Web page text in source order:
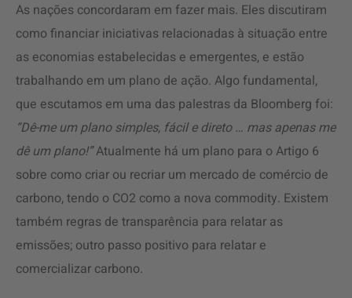
As nações concordaram em fazer mais. Eles discutiram
como financiar iniciativas relacionadas à situação entre
as economias estabelecidas e emergentes, e estão
trabalhando em um plano de ação. Algo fundamental,
que escutamos em uma das palestras da Bloomberg foi:
“Dê-me um plano simples, fácil e direto … mas apenas me
dê um plano!”Atualmente há um plano para o Artigo 6
sobre como criar ou recriar um mercado de comércio de
carbono, tendo o CO2 como a nova commodity. Existem
também regras de transparência para relatar as
emissões; outro passo positivo para relatar e
comercializar carbono.